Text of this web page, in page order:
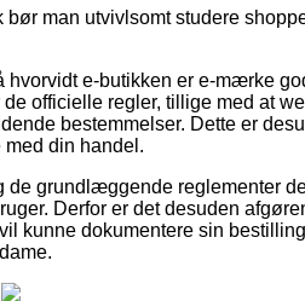
man utvivlsomt studere
e-butikken er e-mærke
officielle regler, tillige med at
bestemmelser. Dette er
din handel.
de grundlæggende reglementer
Derfor er det desuden
kunne dokumentere sin